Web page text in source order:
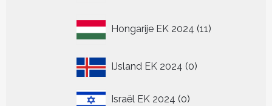
Hongarije EK 2024 11
producten
IJsland EK 2024 00
Israël EK 2024 00